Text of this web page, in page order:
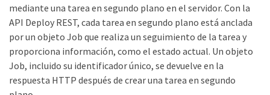
mediante una tarea en segundo plano en el servidor. Con la
API Deploy REST, cada tarea en segundo plano está anclada
por un objeto Job que realiza un seguimiento de la tarea y
proporciona información, como el estado actual. Un objeto
Job, incluido su identificador único, se devuelve en la
respuesta HTTP después de crear una tarea en segundo